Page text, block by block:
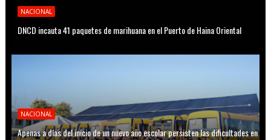
NACIONAL
DNCD incauta 41 paquetes de marihuana en el Puerto de Haina Oriental
NACIONAL
Apenas a días del inicio de un nuevo año escolar persisten las dificultades en